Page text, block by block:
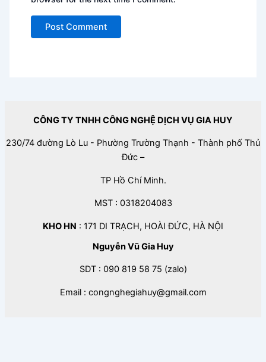
CÔNG TY TNHH CÔNG NGHỆ DỊCH VỤ GIA HUY
230/74 đường Lò Lu - Phường Trường Thạnh - Thành phố Thủ
Đức –
TP Hồ Chí Minh.
MST : 0318204083
KHO HN : 171 DI TRẠCH, HOÀI ĐỨC, HÀ NỘI
Nguyễn Vũ Gia Huy
SDT : 090 819 58 75 (zalo)
Email : congnghegiahuy@gmail.com